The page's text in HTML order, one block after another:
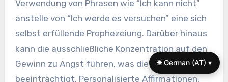
Verwendung von Phrasen wie “Ich kann nicht”
anstelle von “Ich werde es versuchen” eine sich
selbst erfüllende Prophezeiung. Darüber hinaus
kann die ausschließliche Konzentration auf den
Gewinn zu Angst führen, was die Leistung
beeinträchtigt. Personalisierte Affirmationen,
🌐 German (AT) ▾